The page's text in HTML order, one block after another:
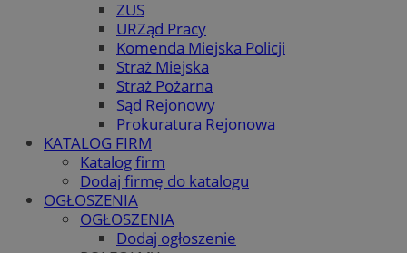
ZUS
URZąd Pracy
Komenda Miejska Policji
Straż Miejska
Straż Pożarna
Sąd Rejonowy
Prokuratura Rejonowa
KATALOG FIRM
Katalog firm
Dodaj firmę do katalogu
OGŁOSZENIA
OGŁOSZENIA
Dodaj ogłoszenie